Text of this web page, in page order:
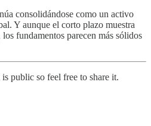
consolidándose como un activo
Y aunque el corto plazo muestra
fundamentos parecen más sólidos
public so feel free to share it.